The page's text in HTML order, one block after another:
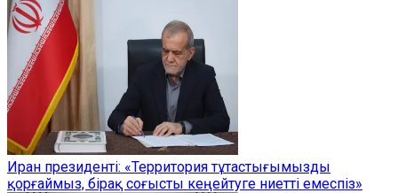
Иран президенті: «Территория тұтастығымызды
қорғаймыз, бірақ соғысты кеңейтуге ниетті емеспіз»